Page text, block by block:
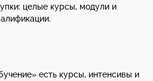
целые курсы, модули и
есть курсы, интенсивы и